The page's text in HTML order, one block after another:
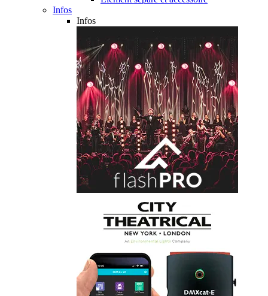
Infos
Infos